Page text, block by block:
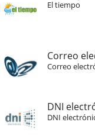
El tiempo
Correo
Correo
DNI
DNI